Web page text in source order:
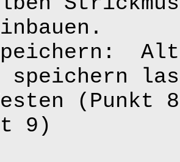
speichern
(Punkt
9)